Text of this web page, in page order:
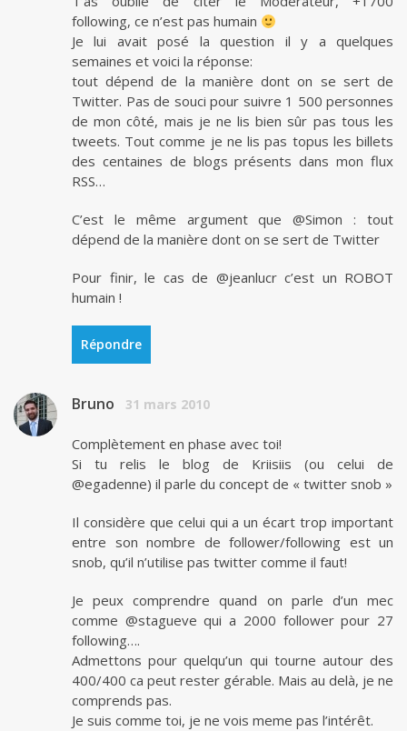
following, ce n’est pas humain
Je lui avait posé la question il y a quelques
semaines et voici la réponse:
tout dépend de la manière dont on se sert de
Twitter. Pas de souci pour suivre 1 500 personnes
de mon côté, mais je ne lis bien sûr pas tous les
tweets. Tout comme je ne lis pas topus les billets
des centaines de blogs présents dans mon flux
RSS…
C’est le même argument que @Simon : tout
dépend de la manière dont on se sert de Twitter
Pour finir, le cas de @jeanlucr c’est un ROBOT
humain !
Répondre
Bruno 31 mars 2010
Complètement en phase avec toi!
Si tu relis le blog de Kriisiis (ou celui de
@egadenne) il parle du concept de « twitter snob »
Il considère que celui qui a un écart trop important
entre son nombre de follower/following est un
snob, qu’il n’utilise pas twitter comme il faut!
Je peux comprendre quand on parle d’un mec
comme @stagueve qui a 2000 follower pour 27
following….
Admettons pour quelqu’un qui tourne autour des
400/400 ca peut rester gérable. Mais au delà, je ne
comprends pas.
Je suis comme toi, je ne vois meme pas l’intérêt.